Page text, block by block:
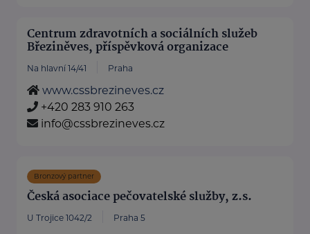
Centrum zdravotních a sociálních služeb
Březiněves, příspěvková organizace
Na hlavní 14/41 Praha
www.cssbrezineves.cz
+420 283 910 263
info@cssbrezineves.cz
Bronzový partner
Česká asociace pečovatelské služby, z.s.
U Trojice 1042/2 Praha 5